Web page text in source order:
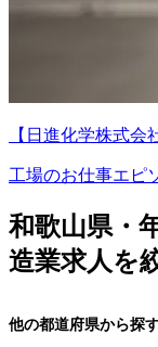
【日進化学株式
工場のお仕事エピ
和歌山県・
造業求人を
他の都道府県から探